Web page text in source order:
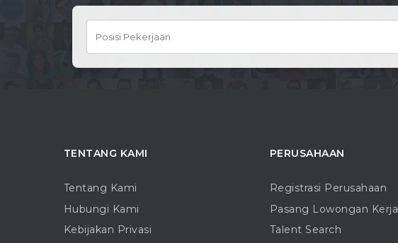
TENTANG KAMI
Tentang Kami
Hubungi Kami
Kebijakan Privasi
PERUSAHAAN
Registrasi Perusahaan
Pasang Lowongan Kerja
Talent Search